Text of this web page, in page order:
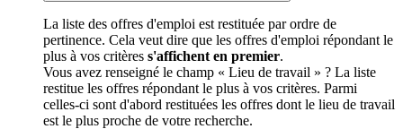
La liste des offres d'emploi est restituée par ordre de
pertinence. Cela veut dire que les offres d'emploi répondant le
plus à vos critères s'affichent en premier.
Vous avez renseigné le champ « Lieu de travail » ? La liste
restitue les offres répondant le plus à vos critères. Parmi
celles-ci sont d'abord restituées les offres dont le lieu de travail
est le plus proche de votre recherche.